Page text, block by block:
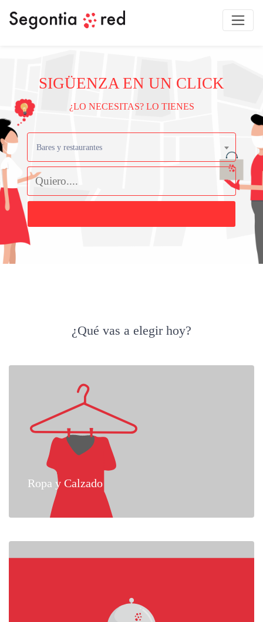
SIGÜENZA EN UN CLICK
¿LO NECESITAS? LO TIENES
Bares y restaurantes
¿Qué vas a elegir hoy?
Ropa y Calzado